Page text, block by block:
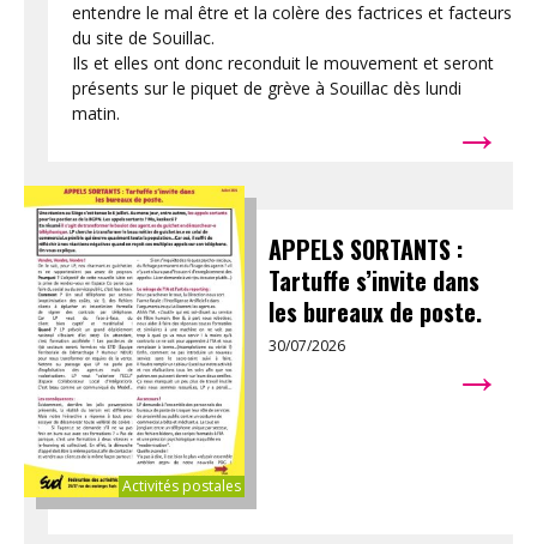
entendre le mal être et la colère des factrices et facteurs
du site de Souillac.
Ils et elles ont donc reconduit le mouvement et seront
présents sur le piquet de grève à Souillac dès lundi
matin.
→
Activités postales
APPELS SORTANTS :
Tartuffe s’invite dans
les bureaux de poste.
30/07/2026 →